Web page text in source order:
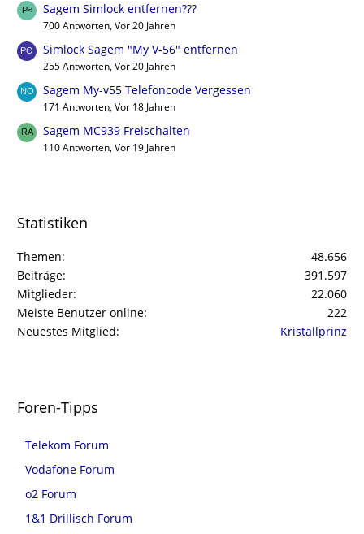
Sagem Simlock entfernen???
700 Antworten, Vor 20 Jahren
Simlock Sagem "My V-56" entfernen
255 Antworten, Vor 20 Jahren
Sagem My-v55 Telefoncode Vergessen
171 Antworten, Vor 18 Jahren
Sagem MC939 Freischalten
110 Antworten, Vor 19 Jahren
Statistiken
Themen
48.656
Beiträge
391.597
Mitglieder
22.060
Meiste Benutzer online
222
Neuestes Mitglied
Kristallprinz
Foren-Tipps
Telekom Forum
Vodafone Forum
o2 Forum
1&1 Drillisch Forum